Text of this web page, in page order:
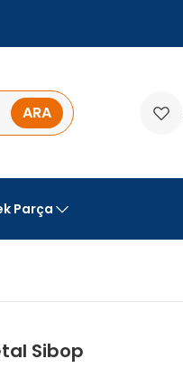
ARA
Parça
Sibop